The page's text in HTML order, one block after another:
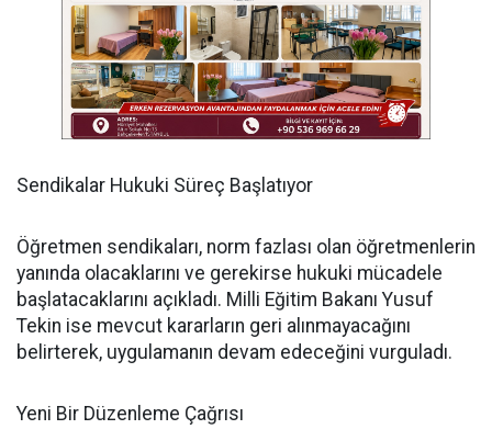
Sendikalar Hukuki Süreç Başlatıyor
Öğretmen sendikaları, norm fazlası olan öğretmenlerin
yanında olacaklarını ve gerekirse hukuki mücadele
başlatacaklarını açıkladı. Milli Eğitim Bakanı Yusuf
Tekin ise mevcut kararların geri alınmayacağını
belirterek, uygulamanın devam edeceğini vurguladı.
Yeni Bir Düzenleme Çağrısı